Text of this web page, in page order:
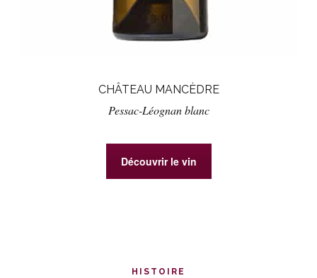
CHÂTEAU MANCÈDRE
Pessac-Léognan blanc
Découvrir le vin
HISTOIRE